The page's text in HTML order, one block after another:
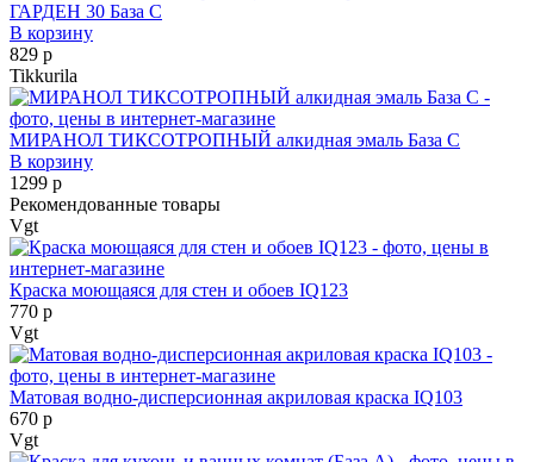
ГАРДЕН 30 База С
В корзину
829 р
Tikkurila
МИРАНОЛ ТИКСОТРОПНЫЙ алкидная эмаль База С
В корзину
1299 р
Рекомендованные товары
Vgt
Краска моющаяся для стен и обоев IQ123
770 р
Vgt
Матовая водно-дисперсионная акриловая краска IQ103
670 р
Vgt